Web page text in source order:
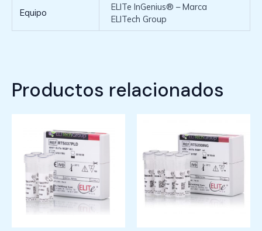
Equipo
ELITe InGenius® – Marca
ELITech Group
Productos relacionados